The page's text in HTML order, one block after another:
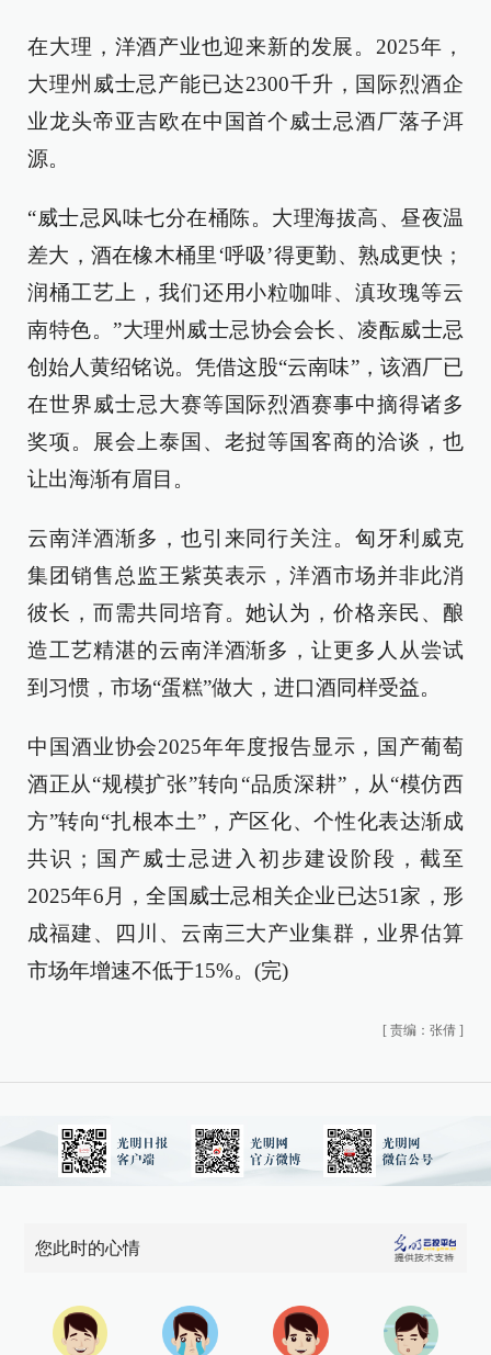
在大理，洋酒产业也迎来新的发展。2025年，
大理州威士忌产能已达2300千升，国际烈酒企
业龙头帝亚吉欧在中国首个威士忌酒厂落子洱
源。
“威士忌风味七分在桶陈。大理海拔高、昼夜温
差大，酒在橡木桶里‘呼吸’得更勤、熟成更快；
润桶工艺上，我们还用小粒咖啡、滇玫瑰等云
南特色。”大理州威士忌协会会长、凌酝威士忌
创始人黄绍铭说。凭借这股“云南味”，该酒厂已
在世界威士忌大赛等国际烈酒赛事中摘得诸多
奖项。展会上泰国、老挝等国客商的洽谈，也
让出海渐有眉目。
云南洋酒渐多，也引来同行关注。匈牙利威克
集团销售总监王紫英表示，洋酒市场并非此消
彼长，而需共同培育。她认为，价格亲民、酿
造工艺精湛的云南洋酒渐多，让更多人从尝试
到习惯，市场“蛋糕”做大，进口酒同样受益。
中国酒业协会2025年年度报告显示，国产葡萄
酒正从“规模扩张”转向“品质深耕”，从“模仿西
方”转向“扎根本土”，产区化、个性化表达渐成
共识；国产威士忌进入初步建设阶段，截至
2025年6月，全国威士忌相关企业已达51家，形
成福建、四川、云南三大产业集群，业界估算
市场年增速不低于15%。(完)
[ 责编：张倩 ]
您此时的心情